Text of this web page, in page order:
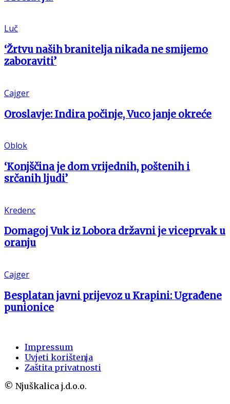
Luč
‘Žrtvu naših branitelja nikada ne smijemo
zaboraviti’
Cajger
Oroslavje: Indira počinje, Vuco janje okreće
Oblok
‘Konjščina je dom vrijednih, poštenih i
srčanih ljudi’
Kredenc
Domagoj Vuk iz Lobora državni je viceprvak u
oranju
Cajger
Besplatan javni prijevoz u Krapini: Ugrađene
punionice
Impressum
Uvjeti korištenja
Zaštita privatnosti
© Njuškalica j.d.o.o.